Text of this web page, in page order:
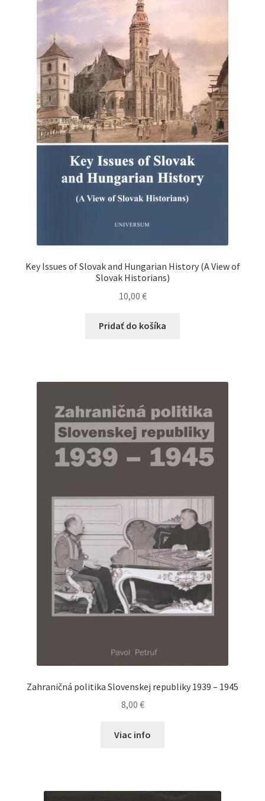
Key Issues of Slovak and Hungarian History (A View of
Slovak Historians)
10,00 €
Pridať do košíka
Zahraničná politika Slovenskej republiky 1939 – 1945
8,00 €
Viac info